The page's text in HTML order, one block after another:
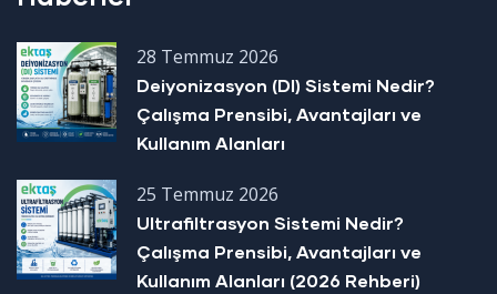
28 Temmuz 2026
Deiyonizasyon (DI) Sistemi Nedir?
Çalışma Prensibi, Avantajları ve
Kullanım Alanları
25 Temmuz 2026
Ultrafiltrasyon Sistemi Nedir?
Çalışma Prensibi, Avantajları ve
Kullanım Alanları (2026 Rehberi)